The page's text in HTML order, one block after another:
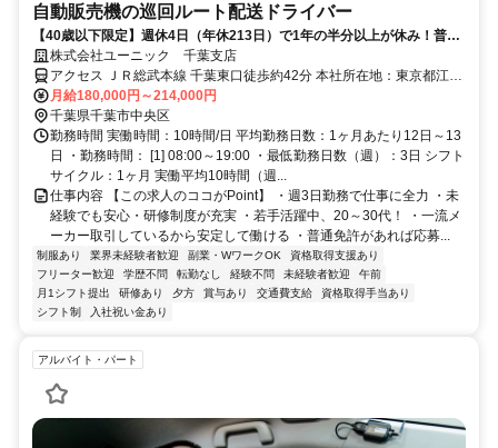
自動販売機の巡回ルート配送ドライバー
【40歳以下限定】週休4日（年休213日）で1年の半分以上が休み！普通
免許があれば9割が未経験スタート。夜勤なしのルート配送です！
株式会社ユーニック 千葉支店
アクセス ＪＲ総武本線 千葉東口徒歩約42分 本社所在地：東京都江東
区亀戸2-22-17 日本生命亀戸ビル3F
月給180,000円～214,000円
千葉県千葉市中央区
勤務時間 実働時間：10時間/日 平均勤務日数：1ヶ月あたり12日～13
日 ・勤務時間： [1] 08:00～19:00 ・最低勤務日数（週）：3日 シフト
サイクル：1ヶ月 実働平均10時間（週...
仕事内容 【この求人のココがPoint】 ・週3日勤務で仕事に全力 ・未
経験でも安心・研修制度が充実 ・若手活躍中、20～30代！ ・一流メ
ーカー取引しているから安定して働ける ・普通免許があれば応募...
制服あり 業界未経験者歓迎 副業・WワークOK
資格取得支援あり
フリーター歓迎
学歴不問 転勤なし 経験不問 未経験者歓迎
午前
月1シフト提出
研修あり 夕方 賞与あり 交通費支給
資格取得手当あり
シフト制
入社祝い金あり
アルバイト・パート